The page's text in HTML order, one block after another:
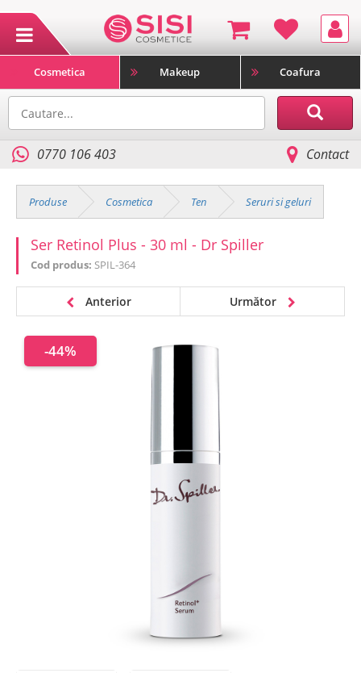
Cosmetica Makeup Coafura
0770 106 403 Contact
Produse Cosmetica Ten Seruri si geluri
Ser Retinol Plus - 30 ml - Dr Spiller
Cod produs: SPIL-364
Anterior Următor
-44%